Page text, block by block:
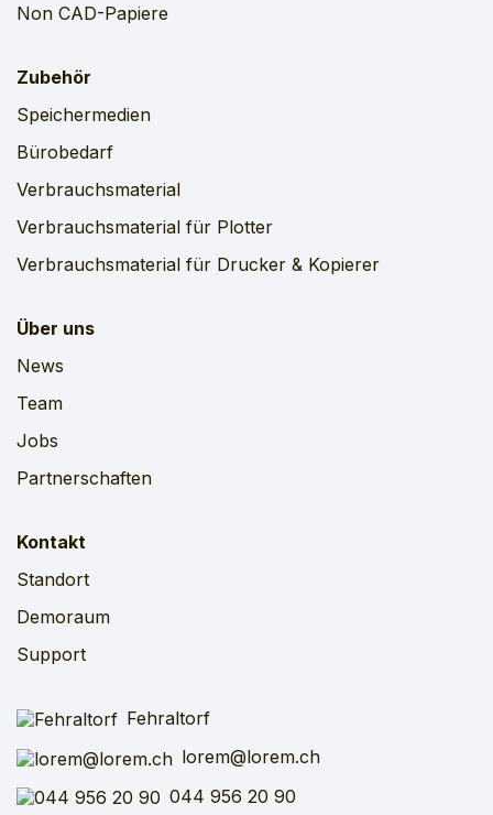
Non CAD-Papiere
Zubehör
Speichermedien
Bürobedarf
Verbrauchsmaterial
Verbrauchsmaterial für Plotter
Verbrauchsmaterial für Drucker & Kopierer
Über uns
News
Team
Jobs
Partnerschaften
Kontakt
Standort
Demoraum
Support
Fehraltorf
lorem@lorem.ch
044 956 20 90